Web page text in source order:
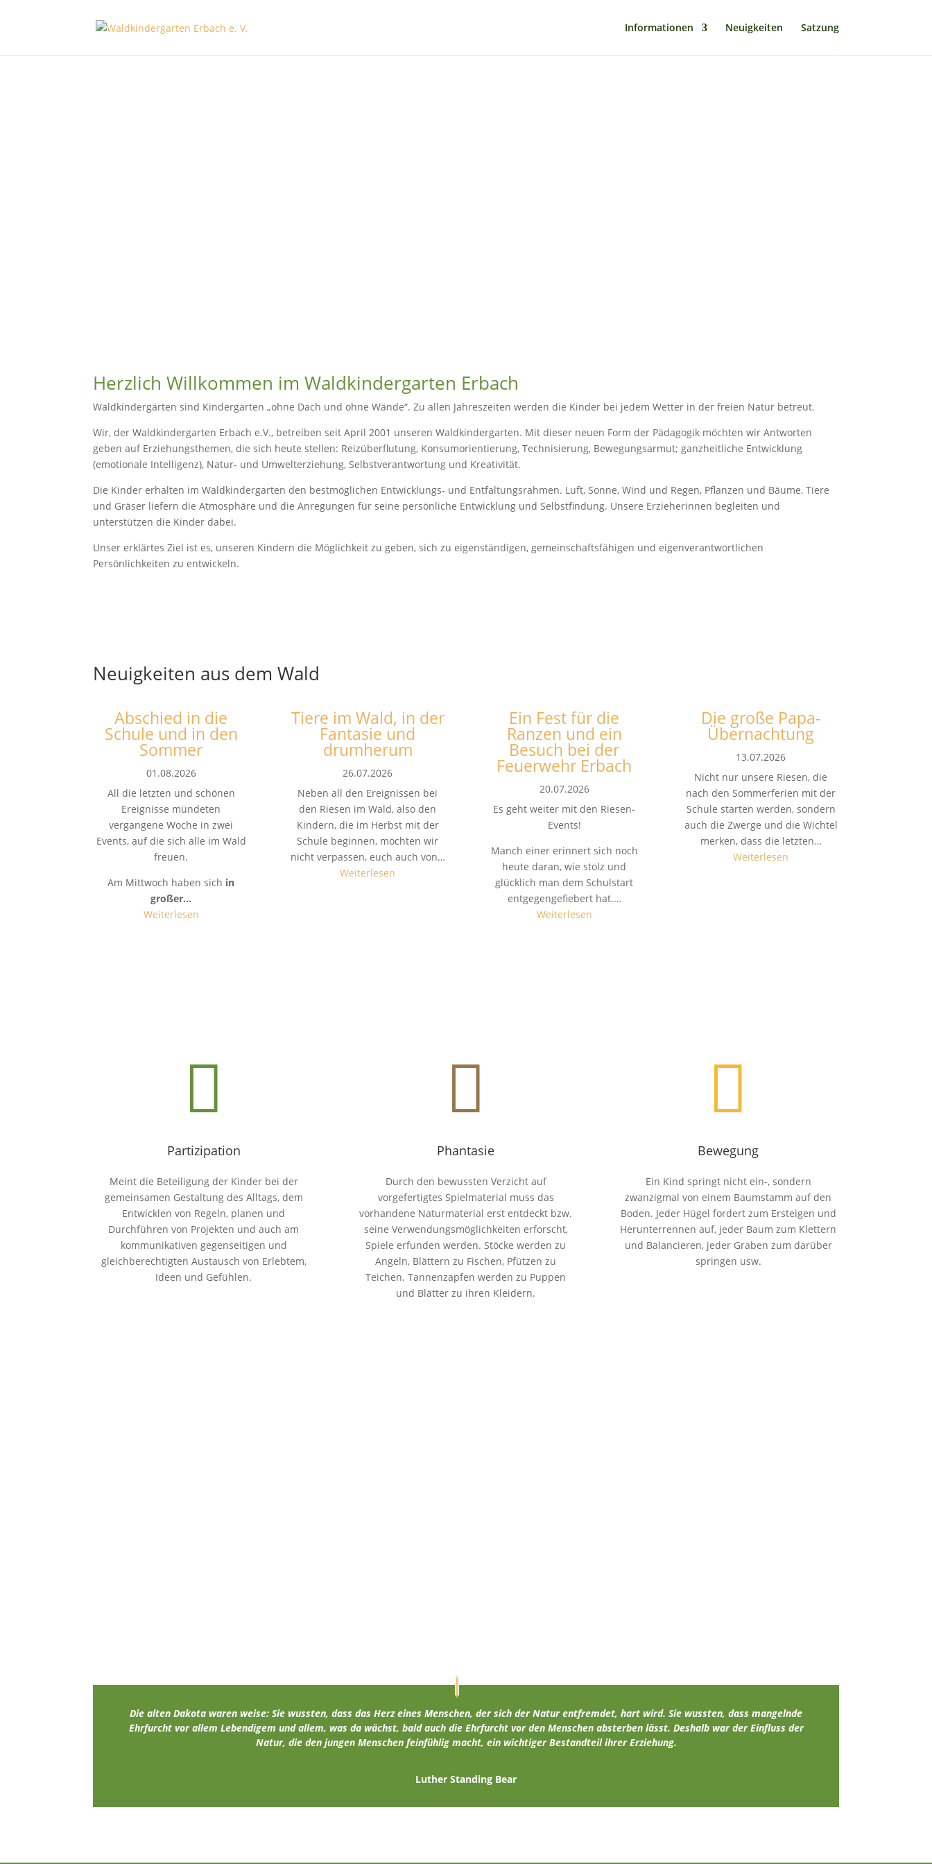
Informationen Neuigkeiten Satzung
Herzlich Willkommen im Waldkindergarten Erbach
Waldkindergärten sind Kindergärten „ohne Dach und ohne Wände“. Zu allen Jahreszeiten werden die Kinder bei jedem Wetter in der freien Natur betreut.
Wir, der Waldkindergarten Erbach e.V., betreiben seit April 2001 unseren Waldkindergarten. Mit dieser neuen Form der Pädagogik möchten wir Antworten
geben auf Erziehungsthemen, die sich heute stellen: Reizüberflutung, Konsumorientierung, Technisierung, Bewegungsarmut; ganzheitliche Entwicklung
(emotionale Intelligenz), Natur- und Umwelterziehung, Selbstverantwortung und Kreativität.
Die Kinder erhalten im Waldkindergarten den bestmöglichen Entwicklungs- und Entfaltungsrahmen. Luft, Sonne, Wind und Regen, Pflanzen und Bäume, Tiere
und Gräser liefern die Atmosphäre und die Anregungen für seine persönliche Entwicklung und Selbstfindung. Unsere Erzieherinnen begleiten und
unterstützen die Kinder dabei.
Unser erklärtes Ziel ist es, unseren Kindern die Möglichkeit zu geben, sich zu eigenständigen, gemeinschaftsfähigen und eigenverantwortlichen
Persönlichkeiten zu entwickeln.
Neuigkeiten aus dem Wald
Abschied in die
Schule und in den
Sommer
01.08.2026
All die letzten und schönen
Ereignisse mündeten
vergangene Woche in zwei
Events, auf die sich alle im Wald
freuen.
Am Mittwoch haben sich in
großer…
Weiterlesen
Tiere im Wald, in der
Fantasie und
drumherum
26.07.2026
Neben all den Ereignissen bei
den Riesen im Wald, also den
Kindern, die im Herbst mit der
Schule beginnen, möchten wir
nicht verpassen, euch auch von…
Weiterlesen
Ein Fest für die
Ranzen und ein
Besuch bei der
Feuerwehr Erbach
20.07.2026
Es geht weiter mit den Riesen-
Events!
Manch einer erinnert sich noch
heute daran, wie stolz und
glücklich man dem Schulstart
entgegengefiebert hat.…
Weiterlesen
Die große Papa-
Übernachtung
13.07.2026
Nicht nur unsere Riesen, die
nach den Sommerferien mit der
Schule starten werden, sondern
auch die Zwerge und die Wichtel
merken, dass die letzten…
Weiterlesen

Partizipation
Meint die Beteiligung der Kinder bei der
gemeinsamen Gestaltung des Alltags, dem
Entwicklen von Regeln, planen und
Durchführen von Projekten und auch am
kommunikativen gegenseitigen und
gleichberechtigten Austausch von Erlebtem,
Ideen und Gefühlen.

Phantasie
Durch den bewussten Verzicht auf
vorgefertigtes Spielmaterial muss das
vorhandene Naturmaterial erst entdeckt bzw.
seine Verwendungsmöglichkeiten erforscht,
Spiele erfunden werden. Stöcke werden zu
Angeln, Blättern zu Fischen, Pfützen zu
Teichen. Tannenzapfen werden zu Puppen
und Blätter zu ihren Kleidern.

Bewegung
Ein Kind springt nicht ein-, sondern
zwanzigmal von einem Baumstamm auf den
Boden. Jeder Hügel fordert zum Ersteigen und
Herunterrennen auf, jeder Baum zum Klettern
und Balancieren, jeder Graben zum darüber
springen usw.
Die alten Dakota waren weise: Sie wussten, dass das Herz eines Menschen, der sich der Natur entfremdet, hart wird. Sie wussten, dass mangelnde
Ehrfurcht vor allem Lebendigem und allem, was da wächst, bald auch die Ehrfurcht vor den Menschen absterben lässt. Deshalb war der Einfluss der
Natur, die den jungen Menschen feinfühlig macht, ein wichtiger Bestandteil ihrer Erziehung.
Luther Standing Bear